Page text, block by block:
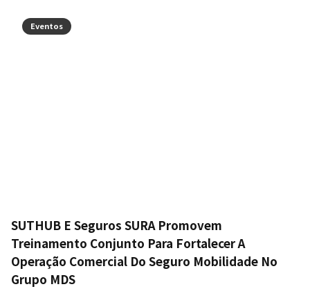
Eventos
SUTHUB E Seguros SURA Promovem
Treinamento Conjunto Para Fortalecer A
Operação Comercial Do Seguro Mobilidade No
Grupo MDS